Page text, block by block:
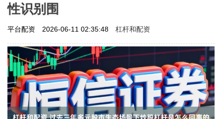
性识别围
平台配资 2026-06-11 02:35:48 杠杆和配资